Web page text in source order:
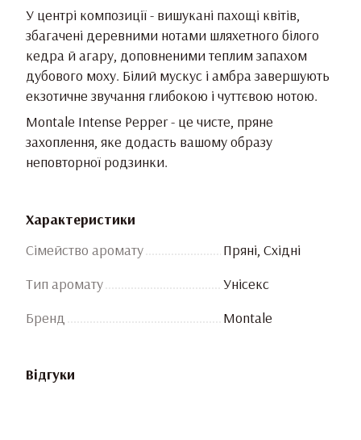
У центрі композиції - вишукані пахощі квітів,
збагачені деревними нотами шляхетного білого
кедра й агару, доповненими теплим запахом
дубового моху. Білий мускус і амбра завершують
екзотичне звучання глибокою і чуттєвою нотою.
Montale Intense Pepper - це чисте, пряне
захоплення, яке додасть вашому образу
неповторної родзинки.
Характеристики
Сімейство аромату
Пряні, Східні
Тип аромату
Унісекс
Бренд
Montale
Відгуки